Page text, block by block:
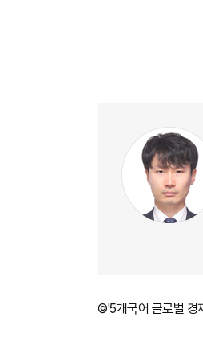
©'5개국어 글로벌 경